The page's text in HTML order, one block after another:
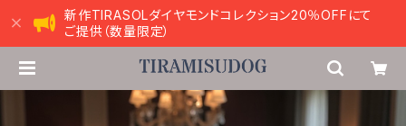
新作TIRASOLダイヤモンドコレクション20％OFFにて
ご提供（数量限定）